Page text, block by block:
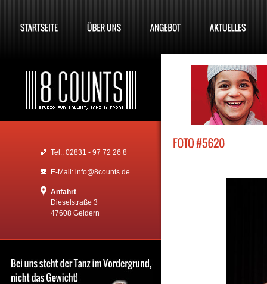
Tel.: 02831 - 97 72 26 8
E-Mail: info@8counts.de
Anfahrt
Dieselstraße 3
47608 Geldern